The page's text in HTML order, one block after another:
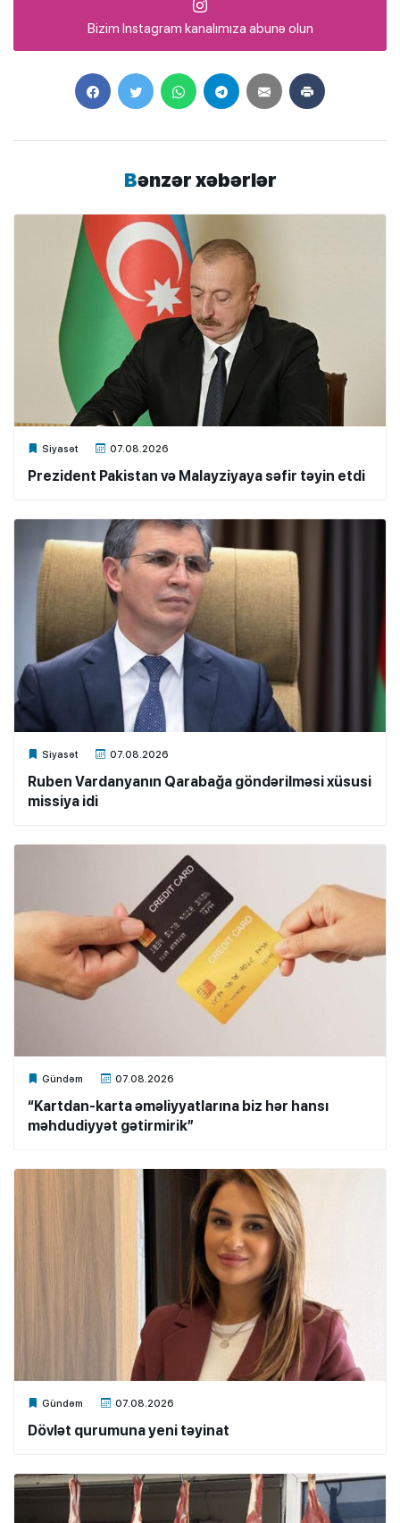
Bizim Instagram kanalımıza abunə olun
Bənzər xəbərlər
Siyasət 07.08.2026
Xalq.Online
Prezident Pakistan və Malayziyaya səfir təyin etdi
Siyasət 07.08.2026
Xalq.Online
Ruben Vardanyanın Qarabağa göndərilməsi xüsusi
missiya idi
Gündəm 07.08.2026
Xalq.Online
“Kartdan-karta əməliyyatlarına biz hər hansı
məhdudiyyət gətirmirik”
Gündəm 07.08.2026
Xalq.Online
Dövlət qurumuna yeni təyinat